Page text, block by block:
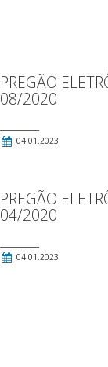
PREGÃO
08/2020
04.01.2023
PREGÃO
04/2020
04.01.2023